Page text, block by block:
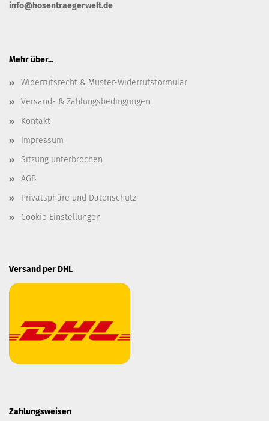
info@hosentraegerwelt.de
Mehr über...
Widerrufsrecht & Muster-Widerrufsformular
Versand- & Zahlungsbedingungen
Kontakt
Impressum
Sitzung unterbrochen
AGB
Privatsphäre und Datenschutz
Cookie Einstellungen
Versand per DHL
Zahlungsweisen